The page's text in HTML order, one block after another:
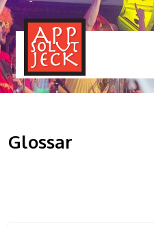
Glossar